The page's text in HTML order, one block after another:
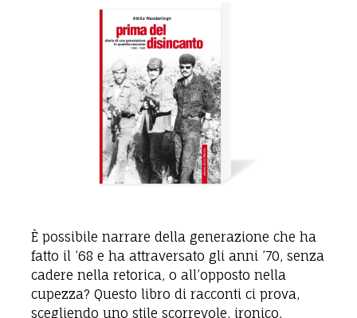
È possibile narrare della generazione che ha
fatto il ’68 e ha attraversato gli anni ’70, senza
cadere nella retorica, o all’opposto nella
cupezza? Questo libro di racconti ci prova,
scegliendo uno stile scorrevole, ironico,